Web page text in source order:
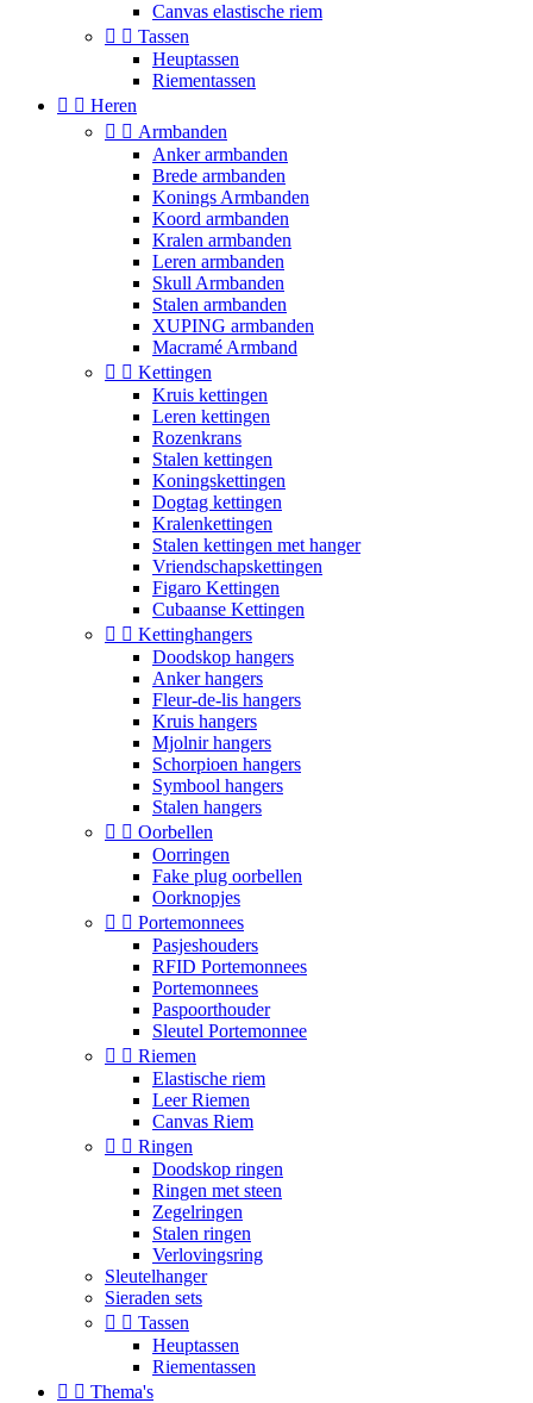
Canvas elastische riem
  Tassen
Heuptassen
Riementassen
  Heren
  Armbanden
Anker armbanden
Brede armbanden
Konings Armbanden
Koord armbanden
Kralen armbanden
Leren armbanden
Skull Armbanden
Stalen armbanden
XUPING armbanden
Macramé Armband
  Kettingen
Kruis kettingen
Leren kettingen
Rozenkrans
Stalen kettingen
Koningskettingen
Dogtag kettingen
Kralenkettingen
Stalen kettingen met hanger
Vriendschapskettingen
Figaro Kettingen
Cubaanse Kettingen
  Kettinghangers
Doodskop hangers
Anker hangers
Fleur-de-lis hangers
Kruis hangers
Mjolnir hangers
Schorpioen hangers
Symbool hangers
Stalen hangers
  Oorbellen
Oorringen
Fake plug oorbellen
Oorknopjes
  Portemonnees
Pasjeshouders
RFID Portemonnees
Portemonnees
Paspoorthouder
Sleutel Portemonnee
  Riemen
Elastische riem
Leer Riemen
Canvas Riem
  Ringen
Doodskop ringen
Ringen met steen
Zegelringen
Stalen ringen
Verlovingsring
Sleutelhanger
Sieraden sets
  Tassen
Heuptassen
Riementassen
  Thema's